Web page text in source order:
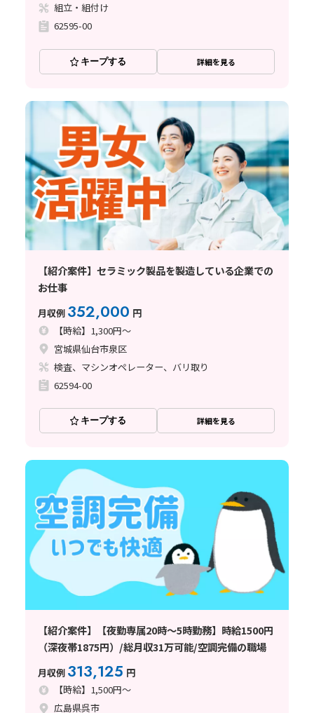
組立・組付け
62595-00
キープする 詳細を見る
【紹介案件】セラミック製品を製造している企業での
お仕事
月収例 352,000 円
【時給】1,300円～
宮城県仙台市泉区
検査、マシンオペレーター、バリ取り
62594-00
キープする 詳細を見る
【紹介案件】【夜勤専属20時～5時勤務】時給1500円
（深夜帯1875円）/総月収31万可能/空調完備の職場
月収例 313,125 円
【時給】1,500円～
広島県呉市